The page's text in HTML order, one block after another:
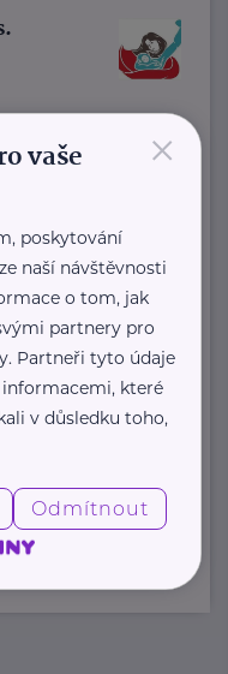
dětem."
ČR
×
vaše
poskytování
naší návštěvnosti
o tom, jak
partnery pro
Partneři tyto údaje
které
v důsledku toho,
Odmítnout